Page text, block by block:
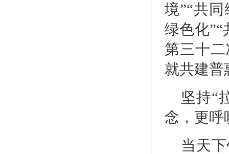
境”“共
绿色化
第三十
就共建普
坚持“
念，更呼
当天